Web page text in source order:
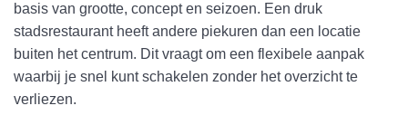
basis van grootte, concept en seizoen. Een druk
stadsrestaurant heeft andere piekuren dan een locatie
buiten het centrum. Dit vraagt om een flexibele aanpak
waarbij je snel kunt schakelen zonder het overzicht te
verliezen.